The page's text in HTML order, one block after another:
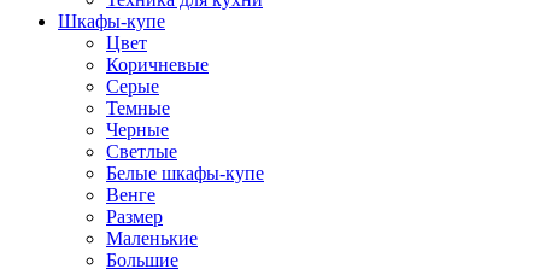
Шкафы-купе
Цвет
Коричневые
Серые
Темные
Черные
Светлые
Белые шкафы-купе
Венге
Размер
Маленькие
Большие